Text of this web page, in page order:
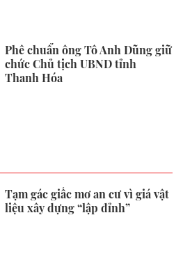
Phê chuẩn ông Tô Anh Dũng giữ
chức Chủ tịch UBND tỉnh
Thanh Hóa
Tạm gác giấc mơ an cư vì giá vật
liệu xây dựng “lập đỉnh”